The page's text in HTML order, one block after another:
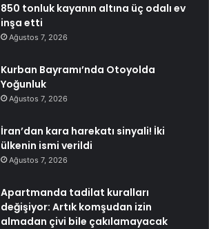
850 tonluk kayanın altına üç odalı ev
inşa etti
Ağustos 7, 2026
Kurban Bayramı’nda Otoyolda
Yoğunluk
Ağustos 7, 2026
İran’dan kara harekatı sinyali! İki
ülkenin ismi verildi
Ağustos 7, 2026
Apartmanda tadilat kuralları
değişiyor: Artık komşudan izin
almadan çivi bile çakılamayacak